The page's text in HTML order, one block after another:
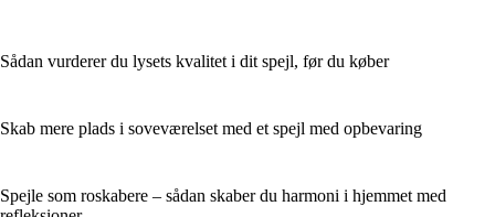
Sådan vurderer du lysets kvalitet i dit spejl, før du køber
Skab mere plads i soveværelset med et spejl med opbevaring
Spejle som roskabere – sådan skaber du harmoni i hjemmet med